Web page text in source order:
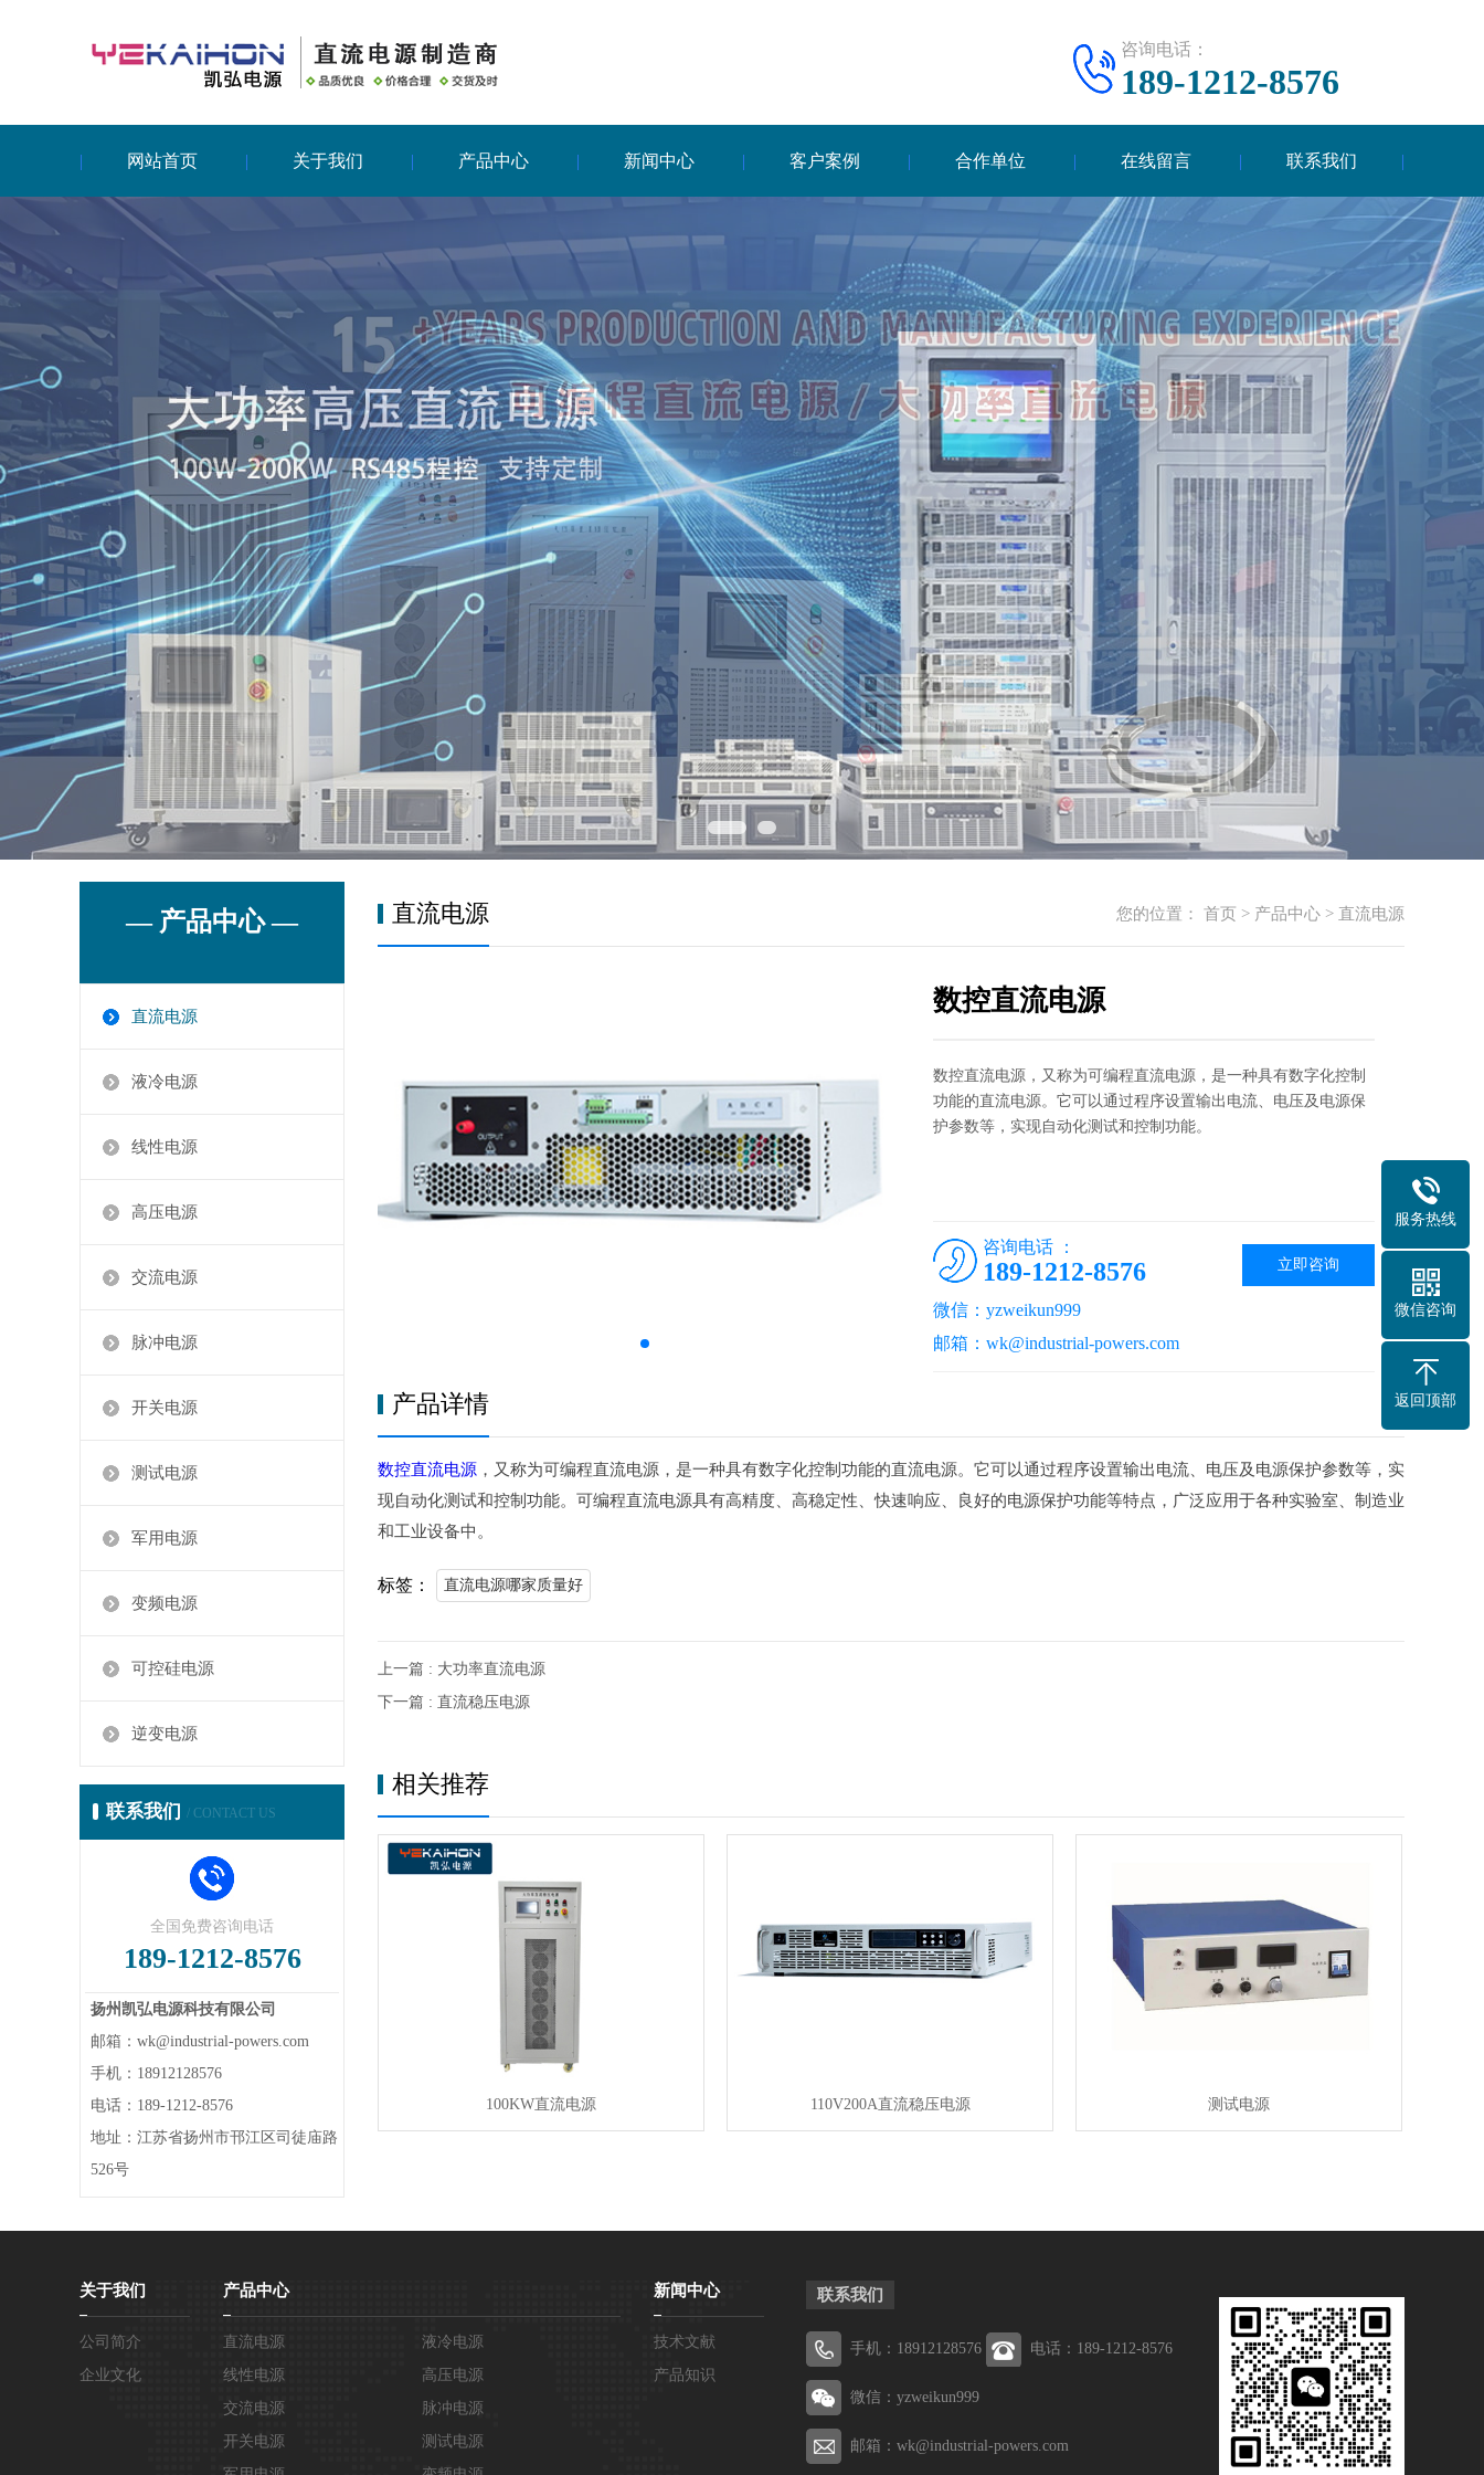
咨询电话：
189-1212-8576
网站首页 关于我们 产品中心 新闻中心 客户案例 合作单位 在线留言 联系我们
— 产品中心 —
直流电源
液冷电源
线性电源
高压电源
交流电源
脉冲电源
开关电源
测试电源
军用电源
变频电源
可控硅电源
逆变电源
联系我们 / CONTACT US
全国免费咨询电话
189-1212-8576
扬州凯弘电源科技有限公司
邮箱：wk@industrial-powers.com
手机：18912128576
电话：189-1212-8576
地址：江苏省扬州市邗江区司徒庙路
526号
您的位置： 首页 > 产品中心 > 直流电源
直流电源
数控直流电源
数控直流电源，又称为可编程直流电源，是一种具有数字化控制
功能的直流电源。它可以通过程序设置输出电流、电压及电源保
护参数等，实现自动化测试和控制功能。
立即咨询
咨询电话 ：
189-1212-8576
微信：yzweikun999
邮箱：wk@industrial-powers.com
产品详情
数控直流电源 ，又称为可编程直流电源，是一种具有数字化控制功能的直流电源。它可以通过程序设置输出电流、电压及电源保护参数等，实
现自动化测试和控制功能。可编程直流电源具有高精度、高稳定性、快速响应、良好的电源保护功能等特点，广泛应用于各种实验室、制造业
和工业设备中。
标签： 直流电源哪家质量好
上一篇 : 大功率直流电源
下一篇 : 直流稳压电源
相关推荐
100KW直流电源 110V200A直流稳压电源 测试电源
关于我们
公司简介
企业文化
产品中心
直流电源
液冷电源
线性电源
高压电源
交流电源
脉冲电源
开关电源
测试电源
新闻中心
技术文献
产品知识
联系我们
手机：18912128576 电话：189-1212-8576
微信：yzweikun999
邮箱：wk@industrial-powers.com
服务热线
微信咨询
返回顶部